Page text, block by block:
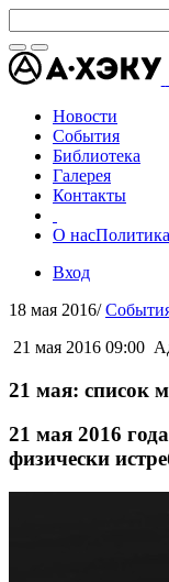
Новости
События
Библиотека
Галерея
Контакты
О нас
Вход
18 мая 2016/
21 мая 2016 09:00
21 мая: список
21 мая 2016
физически